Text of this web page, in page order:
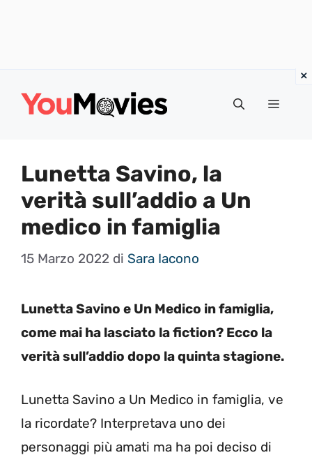
Menu
Lunetta Savino, la
verità sull’addio a Un
medico in famiglia
15 Marzo 2022 di Sara Iacono
Lunetta Savino e Un Medico in famiglia,
come mai ha lasciato la fiction? Ecco la
verità sull’addio dopo la quinta stagione.
Lunetta Savino a Un Medico in famiglia, ve
la ricordate? Interpretava uno dei
personaggi più amati ma ha poi deciso di